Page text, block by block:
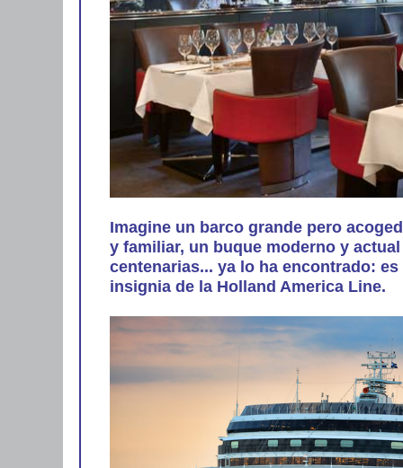
Imagine un barco grande pero
y familiar, un buque moderno y
centenarias... ya lo ha encontrado: es
insignia de la Holland America Line.